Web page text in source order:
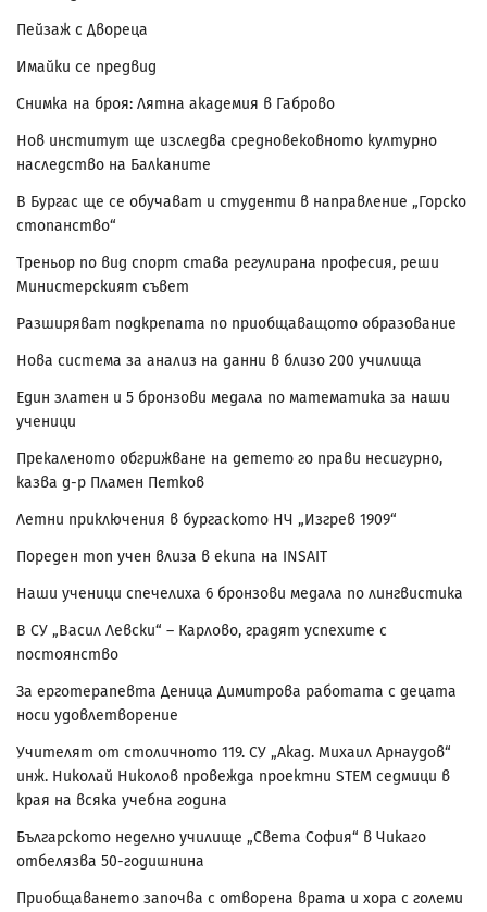
Пейзаж с Двореца
Имайки се предвид
Снимка на броя: Лятна академия в Габрово
Нов институт ще изследва средновековното културно
наследство на Балканите
В Бургас ще се обучават и студенти в направление „Горско
стопанство“
Треньор по вид спорт става регулирана професия, реши
Министерският съвет
Разширяват подкрепата по приобщаващото образование
Нова система за анализ на данни в близо 200 училища
Един златен и 5 бронзови медала по математика за наши
ученици
Прекаленото обгрижване на детето го прави несигурно,
казва д-р Пламен Петков
Летни приключения в бургаското НЧ „Изгрев 1909“
Пореден топ учен влиза в екипа на INSAIT
Наши ученици спечелиха 6 бронзови медала по лингвистика
В СУ „Васил Левски“ – Карлово, градят успехите с
постоянство
За ерготерапевта Деница Димитрова работата с децата
носи удовлетворение
Учителят от столичното 119. СУ „Акад. Михаил Арнаудов“
инж. Николай Николов провежда проектни STEM седмици в
края на всяка учебна година
Българското неделно училище „Света София“ в Чикаго
отбелязва 50-годишнина
Приобщаването започва с отворена врата и хора с големи